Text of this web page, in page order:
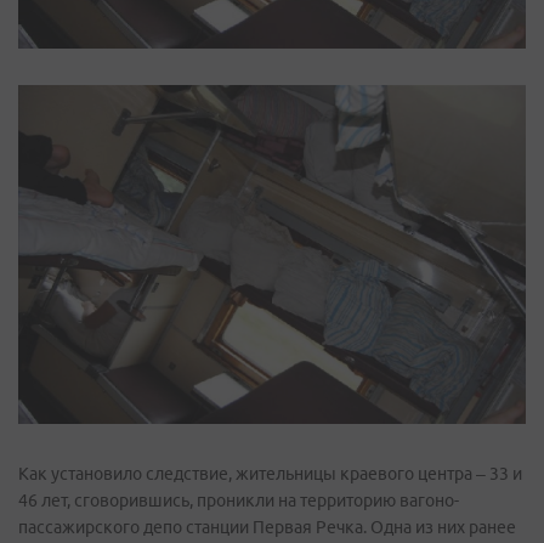
Как установило следствие, жительницы краевого центра – 33 и
46 лет, сговорившись, проникли на территорию вагоно-
пассажирского депо станции Первая Речка. Одна из них ранее